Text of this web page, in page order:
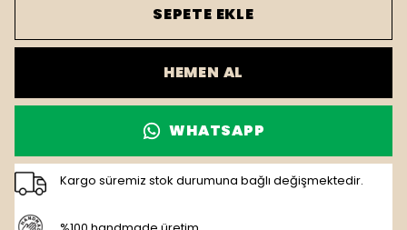
SEPETE EKLE
HEMEN AL
WHATSAPP
Kargo süremiz stok durumuna bağlı değişmektedir.